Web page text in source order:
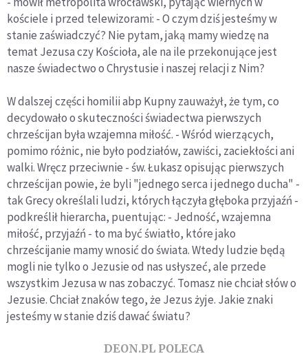
kościele i przed telewizorami: - O czym dziś jesteśmy w
stanie zaświadczyć? Nie pytam, jaką mamy wiedzę na
temat Jezusa czy Kościoła, ale na ile przekonujące jest
nasze świadectwo o Chrystusie i naszej relacji z Nim?
W dalszej części homilii abp Kupny zauważył, że tym, co
decydowało o skuteczności świadectwa pierwszych
chrześcijan była wzajemna miłość. - Wśród wierzących,
pomimo różnic, nie było podziałów, zawiści, zaciekłości ani
walki. Wręcz przeciwnie - św. Łukasz opisując pierwszych
chrześcijan powie, że byli "jednego serca i jednego ducha" -
tak Grecy określali ludzi, których łączyła głęboka przyjaźń -
podkreślił hierarcha, puentując: - Jedność, wzajemna
miłość, przyjaźń - to ma być światło, które jako
chrześcijanie mamy wnosić do świata. Wtedy ludzie będą
mogli nie tylko o Jezusie od nas usłyszeć, ale przede
wszystkim Jezusa w nas zobaczyć. Tomasz nie chciał słów o
Jezusie. Chciał znaków tego, że Jezus żyje. Jakie znaki
jesteśmy w stanie dziś dawać światu?
DEON.PL POLECA